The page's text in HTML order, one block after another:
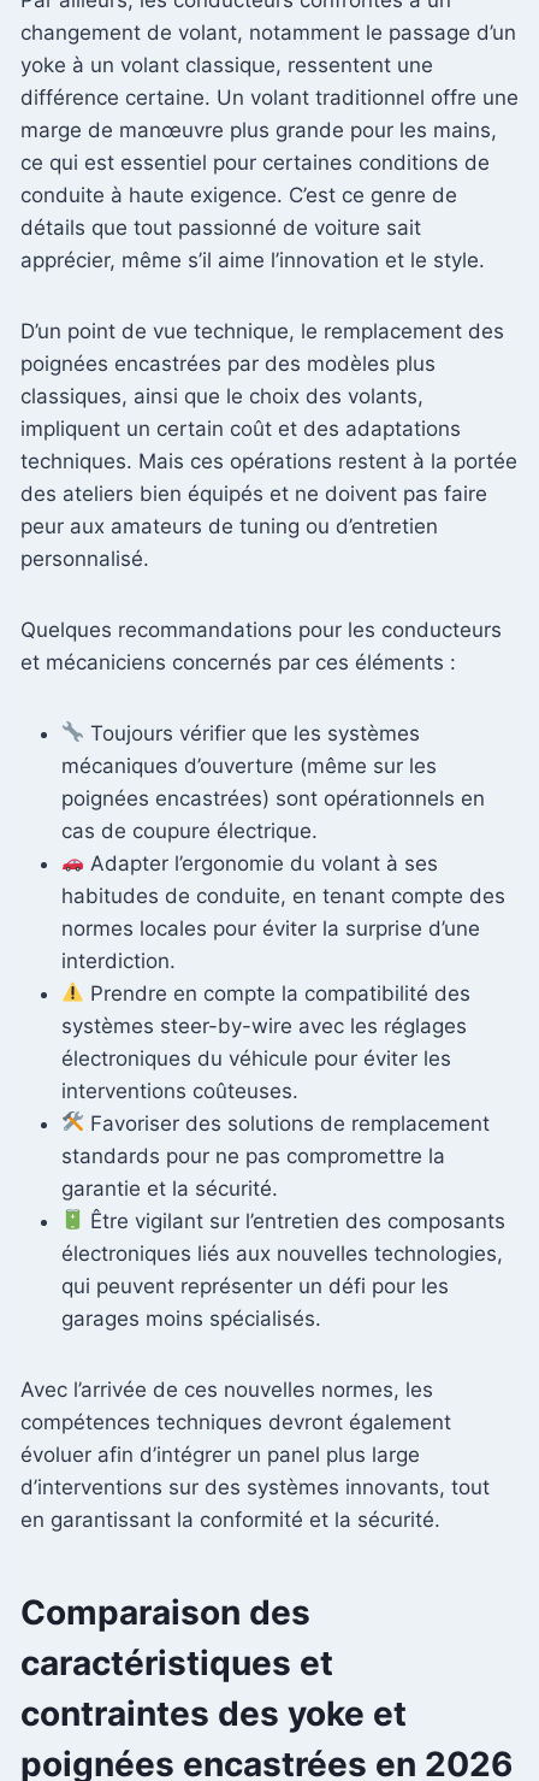
changement de volant, notamment le passage d’un
yoke à un volant classique, ressentent une
différence certaine. Un volant traditionnel offre une
marge de manœuvre plus grande pour les mains,
ce qui est essentiel pour certaines conditions de
conduite à haute exigence. C’est ce genre de
détails que tout passionné de voiture sait
apprécier, même s’il aime l’innovation et le style.
D’un point de vue technique, le remplacement des
poignées encastrées par des modèles plus
classiques, ainsi que le choix des volants,
impliquent un certain coût et des adaptations
techniques. Mais ces opérations restent à la portée
des ateliers bien équipés et ne doivent pas faire
peur aux amateurs de tuning ou d’entretien
personnalisé.
Quelques recommandations pour les conducteurs
et mécaniciens concernés par ces éléments :
Toujours vérifier que les systèmes
mécaniques d’ouverture (même sur les
poignées encastrées) sont opérationnels en
cas de coupure électrique.
Adapter l’ergonomie du volant à ses
habitudes de conduite, en tenant compte des
normes locales pour éviter la surprise d’une
interdiction.
Prendre en compte la compatibilité des
systèmes steer-by-wire avec les réglages
électroniques du véhicule pour éviter les
interventions coûteuses.
Favoriser des solutions de remplacement
standards pour ne pas compromettre la
garantie et la sécurité.
Être vigilant sur l’entretien des composants
électroniques liés aux nouvelles technologies,
qui peuvent représenter un défi pour les
garages moins spécialisés.
Avec l’arrivée de ces nouvelles normes, les
compétences techniques devront également
évoluer afin d’intégrer un panel plus large
d’interventions sur des systèmes innovants, tout
en garantissant la conformité et la sécurité.
Comparaison des
caractéristiques et
contraintes des yoke et
poignées encastrées en 2026